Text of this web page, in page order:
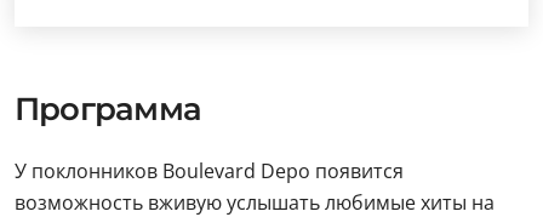
Программа
У поклонников Boulevard Depo появится
возможность вживую услышать любимые хиты на